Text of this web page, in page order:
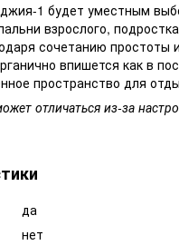
1 будет уместным
взрослого,
сочетанию простоты
впишется как в
пространство для
отличаться из-за
да
нет